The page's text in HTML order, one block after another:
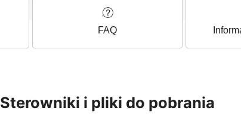
FAQ
Sterowniki i pliki do pobrania